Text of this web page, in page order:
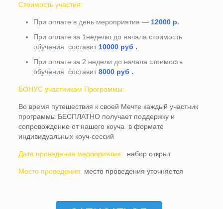
Стоимость участия:
При оплате в день мероприятия — 12000 р.
При оплате за 1неделю до начала стоимость
обучения составит 10000 руб .
При оплате за 2 недели до начала стоимость
обучения составит 8000 руб .
БОНУС участникам Программы:
Во время путешествия к своей Мечте каждый участник
программы БЕСПЛАТНО получает поддержку и
сопровождение от нашего коуча в формате
индивидуальных коуч-сессий
Дата проведения мероприятия: набор открыт
Место проведения: место проведения уточняется